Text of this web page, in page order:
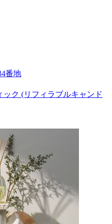
番地
ック (リフィラブルキャンド